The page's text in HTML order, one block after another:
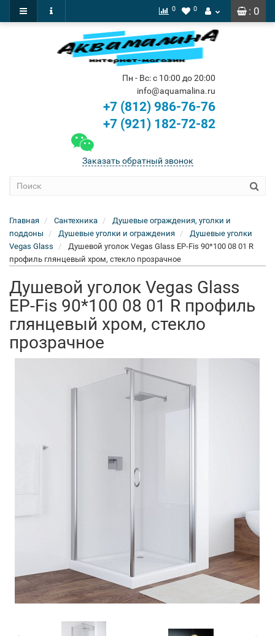
: 0
0 0
Пн - Вс: с 10:00 до 20:00
info@aquamalina.ru
+7 (812) 986-76-76
+7 (921) 182-72-82
Заказать обратный звонок
Главная Сантехника
Душевые ограждения, уголки и
поддоны
Душевые уголки и ограждения
Душевые уголки
Vegas Glass
Душевой уголок Vegas Glass EP-Fis 90*100 08 01 R
профиль глянцевый хром, стекло прозрачное
Душевой уголок Vegas Glass
EP-Fis 90*100 08 01 R профиль
глянцевый хром, стекло
прозрачное